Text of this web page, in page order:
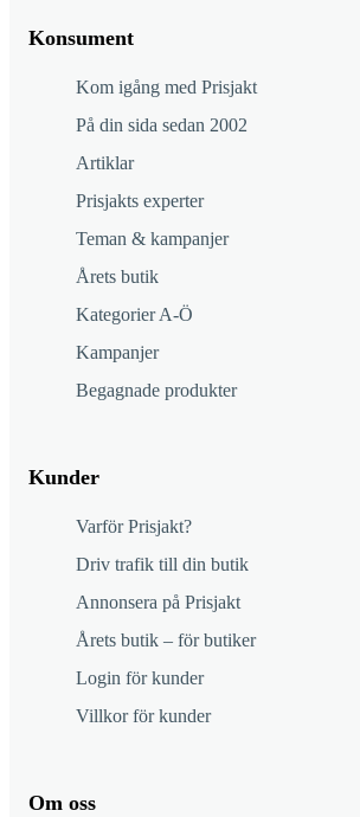
Konsument
Kom igång med Prisjakt
På din sida sedan 2002
Artiklar
Prisjakts experter
Teman & kampanjer
Årets butik
Kategorier A-Ö
Kampanjer
Begagnade produkter
Kunder
Varför Prisjakt?
Driv trafik till din butik
Annonsera på Prisjakt
Årets butik – för butiker
Login för kunder
Villkor för kunder
Om oss